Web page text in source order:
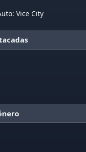
Vice City